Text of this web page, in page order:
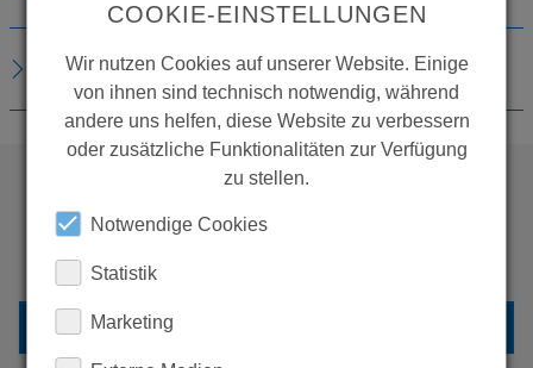
DOWNLOADS
WOLLEN SIE MEHR
ZURÜCK ZUR ÜBERSICHT
COOKIE-EINSTELLUNGEN
Wir nutzen Cookies auf unserer Website. Einige
von ihnen sind technisch notwendig, während
andere uns helfen, diese Website zu verbessern
oder zusätzliche Funktionalitäten zur Verfügung
zu stellen.
Notwendige Cookies
Statistik
Marketing